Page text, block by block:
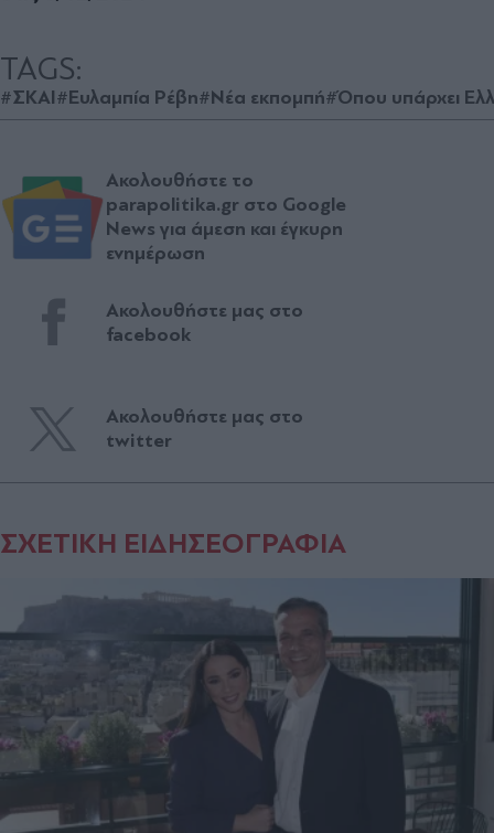
TAGS:
#ΣΚΑΙ#Ευλαμπία Ρέβη#Νέα εκπομπή#Όπου υπάρχει
Ακολουθήστε το
parapolitika.gr στο Google
News για άμεση και έγκυρη
ενημέρωση
Ακολουθήστε μας στο
facebook
Ακολουθήστε μας στο
twitter
ΣΧΕΤΙΚΗ ΕΙΔΗΣΕΟΓΡΑΦΙΑ